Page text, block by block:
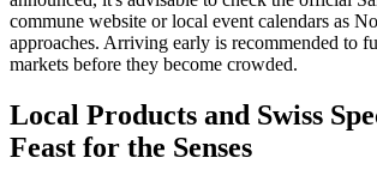
commune website or local event calendars as
approaches. Arriving early is recommended to
markets before they become crowded.
Local Products and Swiss
Feast for the Senses